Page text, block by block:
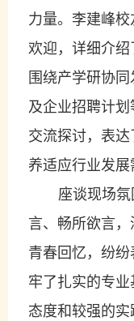
力量。李建峰
欢迎，详细介绍
围绕产学研协
及企业招聘计
交流探讨，表
养适应行业发展
座谈现场
言、畅所欲言
青春回忆，纷
牢了扎实的专
态度和较强的